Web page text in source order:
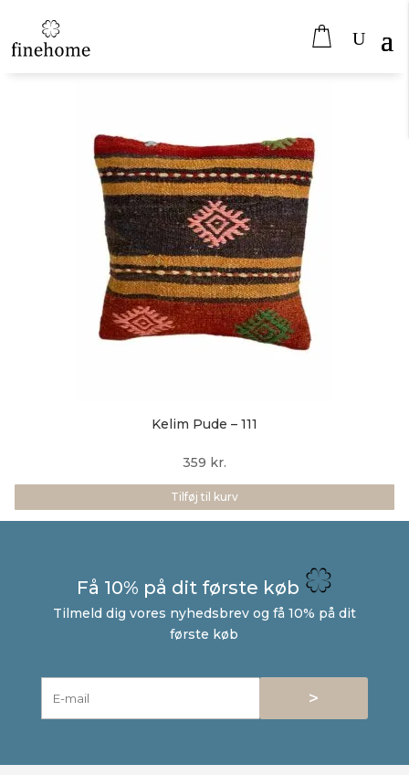
Kelim Pude – 111
359 kr.
Tilføj til kurv
Få 10% på dit første køb
Tilmeld dig vores nyhedsbrev og få 10% på dit
første køb
>